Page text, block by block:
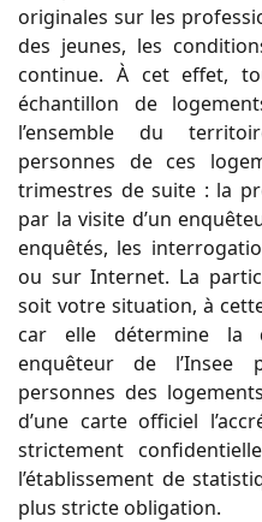
originales sur les
des jeunes, les
continue. À cet effet,
échantillon de
l’ensemble du
personnes de ces
trimestres de suite : la
par la visite d’un
enquêtés, les
ou sur Internet. La
soit votre situation, à
car elle détermine la
enquêteur de l’Insee
personnes des
d’une carte officiel
strictement
l’établissement de
plus stricte obligation.